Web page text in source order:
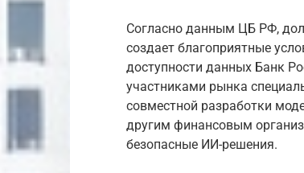
Согласно данным ЦБ РФ,
создает благоприятные
доступности данных Банк
участниками рынка
совместной разработки
другим финансовым
безопасные ИИ-решения.